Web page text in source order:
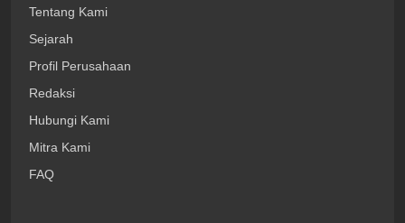
Tentang Kami
Sejarah
Profil Perusahaan
Redaksi
Hubungi Kami
Mitra Kami
FAQ